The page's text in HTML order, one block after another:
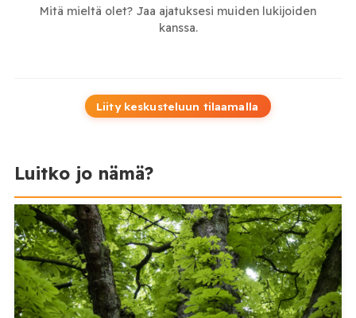
Mitä mieltä olet? Jaa ajatuksesi muiden lukijoiden
kanssa.
Liity keskusteluun tilaamalla
Luitko jo nämä?